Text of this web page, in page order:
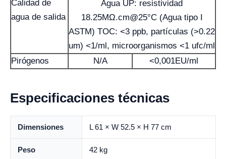
Calidad de
agua de salida
Agua UP: resistividad
18.25MΩ.cm@25°C (Agua tipo I
ASTM) TOC: <3 ppb, partículas (>0.22
um) <1/ml, microorganismos <1 ufc/ml
Pirógenos
N/A <0,001EU/ml
Especificaciones técnicas
Dimensiones L 61 × W 52.5 × H 77 cm
Peso 42 kg